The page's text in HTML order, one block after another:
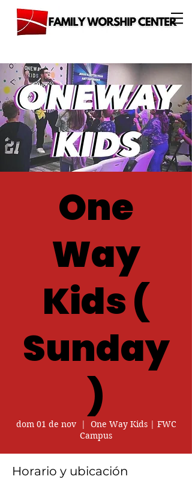
One
Way
Kids (
Sunday
)
dom 01 de nov
  |
One Way Kids | FWC
Campus
Horario y ubicación